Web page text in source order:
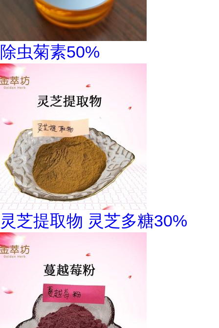
除虫菊素50%
灵芝提取物 灵芝多糖30%